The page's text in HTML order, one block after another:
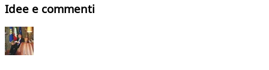
Idee e commenti